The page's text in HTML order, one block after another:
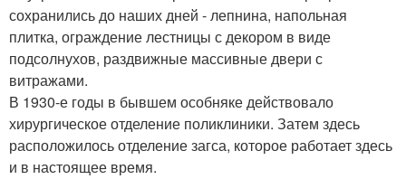
сохранились до наших дней - лепнина, напольная
плитка, ограждение лестницы с декором в виде
подсолнухов, раздвижные массивные двери с
витражами.
В 1930-е годы в бывшем особняке действовало
хирургическое отделение поликлиники. Затем здесь
расположилось отделение загса, которое работает здесь
и в настоящее время.